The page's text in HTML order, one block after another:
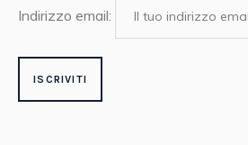
Indirizzo email: